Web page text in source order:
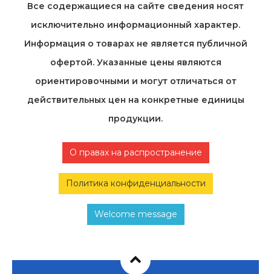
Все содержащиеся на cайте сведения носят
исключительно информационный характер.
Информация о товарах не является публичной
офертой. Указанные цены являются
ориентировочными и могут отличаться от
действительных цен на конкретные единицы
продукции.
О правах на распространение
Политика конфиденциальности
Welcome message